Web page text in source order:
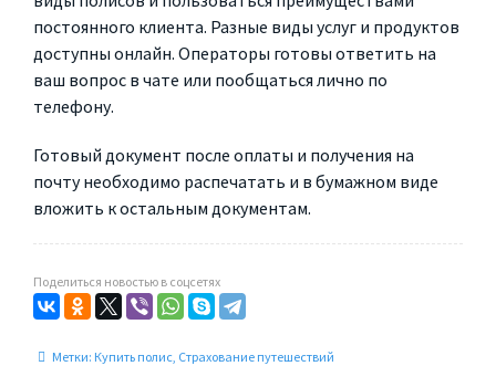
постоянного клиента. Разные виды услуг и продуктов
доступны онлайн. Операторы готовы ответить на
ваш вопрос в чате или пообщаться лично по
телефону.
Готовый документ после оплаты и получения на
почту необходимо распечатать и в бумажном виде
вложить к остальным документам.
Поделиться новостью в соцсетях
Метки: Купить полис, Страхование путешествий